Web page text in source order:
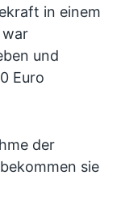
in einem
und
Euro
der
sie